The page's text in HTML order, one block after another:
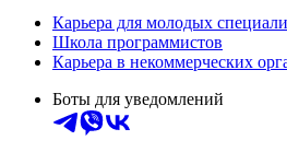
Карьера для молодых
Школа программистов
Карьера в некоммерческих
Боты для уведомлений